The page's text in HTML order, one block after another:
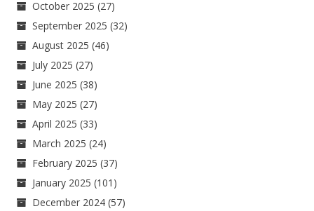
October 2025 (27)
September 2025 (32)
August 2025 (46)
July 2025 (27)
June 2025 (38)
May 2025 (27)
April 2025 (33)
March 2025 (24)
February 2025 (37)
January 2025 (101)
December 2024 (57)